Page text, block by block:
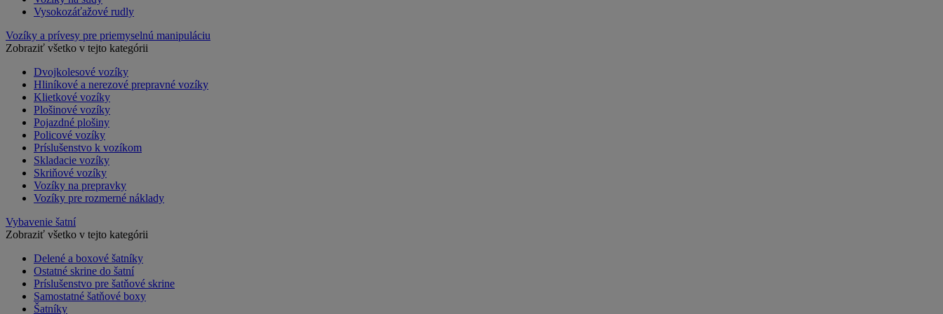
Vysokozáťažové rudly
Vozíky a prívesy pre priemyselnú manipuláciu
Zobraziť všetko v tejto kategórii
Dvojkolesové vozíky
Hliníkové a nerezové prepravné vozíky
Klietkové vozíky
Plošinové vozíky
Pojazdné plošiny
Policové vozíky
Príslušenstvo k vozíkom
Skladacie vozíky
Skriňové vozíky
Vozíky na prepravky
Vozíky pre rozmerné náklady
Vybavenie šatní
Zobraziť všetko v tejto kategórii
Delené a boxové šatníky
Ostatné skrine do šatní
Príslušenstvo pre šatňové skrine
Samostatné šatňové boxy
Šatníky